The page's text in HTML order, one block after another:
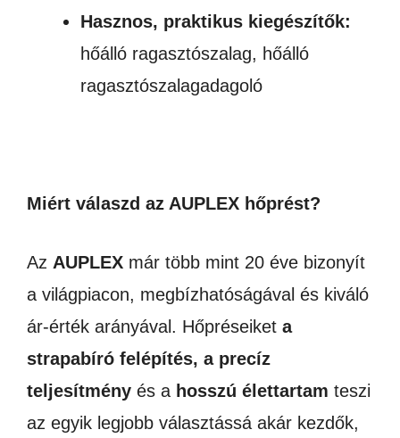
Hasznos, praktikus kiegészítők:
hőálló ragasztószalag, hőálló
ragasztószalagadagoló
Miért válaszd az AUPLEX hőprést?
Az AUPLEX már több mint 20 éve bizonyít
a világpiacon, megbízhatóságával és kiváló
ár-érték arányával. Hőpréseiket a
strapabíró felépítés, a precíz
teljesítmény és a hosszú élettartam teszi
az egyik legjobb választássá akár kezdők,